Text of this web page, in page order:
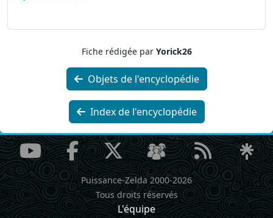
Fiche rédigée par Yorick26
Objets de l'encyclopédie
Index de l'encyclopédie
Puissance-Zelda 2000-2026
Tous droits réservés
L'équipe